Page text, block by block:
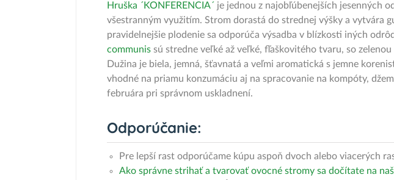
Hruška ´KONFERENCIA´ je jednou z najobľúbenejších jesenných
všestranným využitím. Strom dorastá do strednej výšky a vytvára
pravidelnejšie plodenie sa odporúča výsadba v blízkosti iných
communis sú stredne veľké až veľké, fľaškovitého tvaru, so
Dužina je biela, jemná, šťavnatá a veľmi aromatická s jemne
vhodné na priamu konzumáciu aj na spracovanie na kompóty,
februára pri správnom uskladnení.
Odporúčanie:
Pre lepší rast odporúčame kúpu aspoň dvoch alebo viacerých
Ako správne strihať a tvarovať ovocné stromy sa dočítate na